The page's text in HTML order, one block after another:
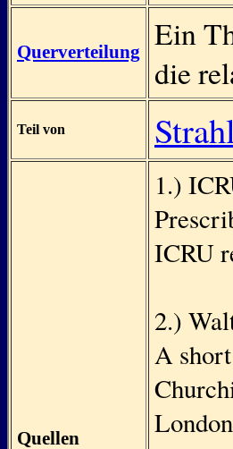
Querverteilung
Ein
die
Teil von
Quellen
1.)
ICRU
2.)
A